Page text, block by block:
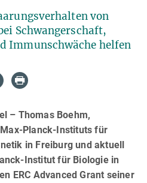
von
Schwangerschaft,
Immunschwäche helfen
– Thomas Boehm,
Planck-Instituts für
in Freiburg und aktuell
Institut für Biologie in
ERC Advanced Grant seiner